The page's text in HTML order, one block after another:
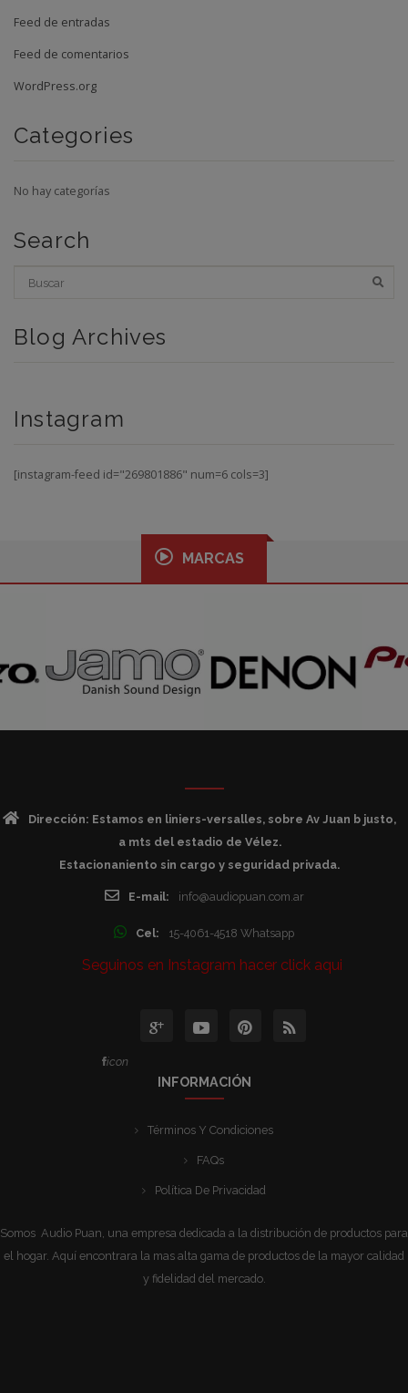
Feed de entradas
Feed de comentarios
WordPress.org
Categories
No hay categorías
Search
Blog Archives
Instagram
[instagram-feed id="269801886" num=6 cols=3]
MARCAS
Dirección: Estamos en liniers-versalles, sobre Av Juan b justo,
a mts del estadio de Vélez.
Estacionaniento sin cargo y seguridad privada.
E-mail: info@audiopuan.com.ar
Cel: 15-4061-4518 Whatsapp
Seguinos en Instagram hacer click aqui
icon
INFORMACIÓN
Términos Y Condiciones
FAQs
Política De Privacidad
Somos Audio Puan, una empresa dedicada a la distribución de productos para
el hogar. Aquí encontrara la mas alta gama de productos de la mayor calidad
y fidelidad del mercado.